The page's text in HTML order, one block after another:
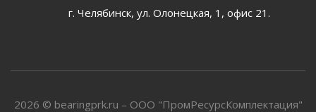
г. Челябинск, ул. Олонецкая, 1, офис 21.
2026 © bearingprk.ru – ООО "ПромРесурсКомплектация"